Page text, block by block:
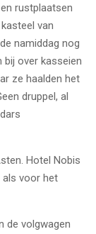
rustplaatsen
van
namiddag nog
bij over kasseien
ze haalden het
druppel, al
Hotel Nobis
als voor het
de volgwagen